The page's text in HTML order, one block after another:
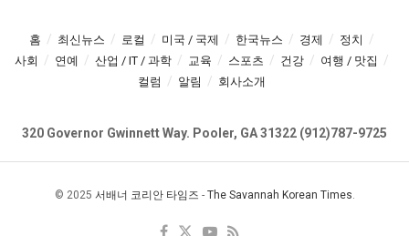
홈 최신뉴스 로컬 미국 / 국제 한국뉴스 경제
정치
사회
연예 산업 / IT / 과학 교육 스포츠 건강
여행 / 맛집
컬럼
알림 회사소개
320 Governor Gwinnett Way. Pooler, GA 31322 (912)787-9725
© 2025 서배너 코리안 타임즈 - The Savannah Korean Times